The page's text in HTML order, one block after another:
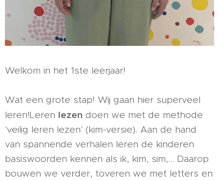
Welkom in het 1ste leerjaar!
Wat een grote stap! Wij gaan hier superveel
leren!Leren lezen doen we met de methode
'veilig leren lezen' (kim-versie). Aan de hand
van spannende verhalen leren de kinderen
basiswoorden kennen als ik, kim, sim,… Daarop
bouwen we verder, toveren we met letters en